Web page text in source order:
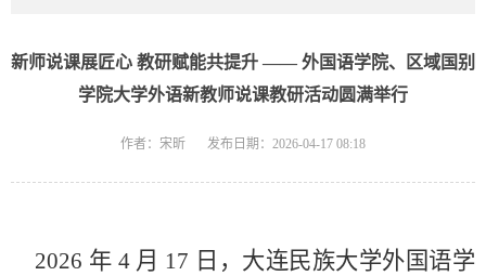
新师说课展匠心 教研赋能共提升 —— 外国语学院、区域国别
学院大学外语新教师说课教研活动圆满举行
作者：宋昕 发布日期：2026-04-17 08:18
2026 年 4 月 17 日，大连民族大学外国语学